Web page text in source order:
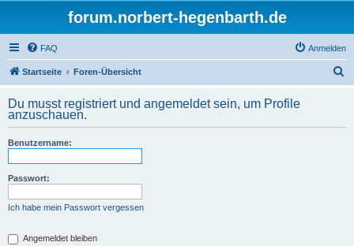
forum.norbert-hegenbarth.de
FAQ Anmelden
Startseite Foren-Übersicht
h
Du musst registriert und angemeldet sein, um Profile
anzuschauen.
Benutzername:
Passwort:
Ich habe mein Passwort vergessen
Angemeldet bleiben